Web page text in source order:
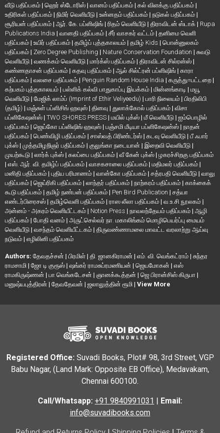
வீடு பதிப்பகம் | ஹெர் ஸ்டோரிஸ் | வானம் பதிப்பகம் | கல் விளக்கு பதிப்பகம் |
உதிரிகள் பதிப்பகம் | நிமிர் வெளியீடு | உன்னதம் பதிப்பகம் | நடுகல் பதிப்பகம் |
சூரியன் பதிப்பகம் | ஆர். கே. பப்ளிஷிங் | ரிதம் வெளியீடு | திராவிடன் ஸ்டாக் | Rupa
Publications India | வானதி பதிப்பகம் | சீர் வாசகர் வட்டம் | தனிமை வெளி
பதிப்பகம் | உயிர் பதிப்பகம் | தமிழ்ப் புத்தகாலயம் | தமிழ் Kids | பொன்னுலகம்
பதிப்பகம் | Zero Degree Publishing | Nature Conservation Foundation | சுவடு
வெளியீடு | வணக்கம் வெளியீடு | மார்க்ஸ் பதிப்பகம் | திராவிடன் சில்ரன்ஸ் |
கண்ணதாசன் பதிப்பகம் | கதவு பதிப்பகம் | ஆல் சில்ட்ரன் பப்ளிஷிங் | காரா
பதிப்பகம் | வலசை பதிப்பகம் | Penguin Random House India | கருத்து=பட்டறை |
கற்பகம் புத்தகாலயம் | பள்ளிக் கல்வி பாதுகாப்பு இயக்கம் | மின்னங்காடி | மயூ
வெளியீடு | மேஜிக் லாம்ப் (Imprint of Ethir Veliyeedu) | பாரி நிலையம் | பிரதிலிபி
(தமிழ்) | மஞ்சுள் பப்ளிசிங் ஹவுஸ் | தினவு | துலாக்கோல் பதிப்பகம் | விசா
பப்ளிகேஷன்ஸ் | TWO SHORES PRESS | மயில் புக்ஸ் | மீ வெளியீடு | ஐம்பொழில்
பதிப்பகம் | ஜெய்கோ பப்ளிஷிங் ஹவுஸ் | பஞ்சமி மீடியா பப்ளிகேஷன்ஸ் | நாதன்
பதிப்பகம் | பெண்விழி பதிப்பகம் | சாஸ்வத் பிரிண்டர்ஸ் | கடவு வெளியீடு | பீ ஃபார்
புக்ஸ் | முத்தமிழறிஞர் பதிப்பகம் | குலுங்கா நடையான் | இறைவி வெளியீடு |
முயற்கூடு | லார்க் புக்ஸ் | கலப்பை பதிப்பகம் | வீ கேன் புக்ஸ் | ழகரச்சிறகு பதிப்பகம்
| எஸ். ஆர். வி. தமிழ்ப் பதிப்பகம் | வாசகசாலை பதிப்பகம் | மதிமலர் பதிப்பகம் |
மனிதி பதிப்பகம் | புதிய பரிமாணம் | வான்கோ பதிப்பகம் | சத்ரபதி வெளியீடு | வாலு
பதிப்பகம் | ஜெய்ரிகி பதிப்பகம் | லாந்தர் பதிப்பகம் | நாற்கரம் பதிப்பகம் | காக்கைக்
கூடு பதிப்பகம் | தமிழ் நண்பன் பதிப்பகம் | Pen Bird Publication | சத்யா
எண்டர்பிரைசஸ் | தமிழ்வெளி பதிப்பகம் | ராஸ லீலா பதிப்பகம் | வ.உ.சி நூலகம் |
அன்னம் - அகரம் வெளியீட்டகம் | Notion Press | நாவலந்தேயம் பதிப்பகம் | ஆழி
பதிப்பகம் | போதி வனம் | அருட்செல்வர் நா. மகாலிங்கம் மொழிபெயர்ப்பு மையம்
வெளியீடு | வசந்தம் வெளியீட்டகம் | திருவண்ணாமலை மாவட்ட வரலாற்று ஆய்வு
நடுவம் | எழிலினி பதிப்பகம்
Authors: தேவதச்சன் | பிரமிள் | தி. ஜானகிராமன் | எம். வி. வெங்கட்ராம் | சுந்தர
ராமசாமி | ஜோ டி குரூஸ் | ஷங்கர் ராமசுப்ரமணியன் | ஜெயமோகன் | எஸ்
ராமகிருஷ்ணன் | பா வெங்கடேசன் | ஞானக்கூத்தன் | ஜெ பிரான்சிஸ் கிருபா |
மனுஷ்யபுத்திரன் | தேவதேவன் | ஜலாலுத்தின் ரூமி | View More
Registered Office: Suvadi Books, Plot# 98, 3rd Street, VGP
Babu Nagar, (Land Mark: Opposite EB Office), Medavakam,
Chennai 600100.
Call/Whatsapp: +91 9840991031 | Email:
info@suvadibooks.com